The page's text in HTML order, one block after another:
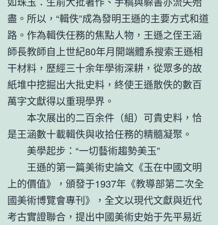
盡。所以，“輯佚”成為發明王遜的主要方式和道
路。作為輯佚任務的焦點人物，王遜之侄王涵
師長教師自上世紀80年月開端體系搜索王遜相
干材料，歷經三十余年學術深耕，從眾多的故
紙堆中挖掘出大批史料，終使王遜散佚的數百
萬字文獻得以重現學界。
本次展出的二百余件（組）可貴史料，恰
是王涵數十載輯佚與收拾任務的精髓凝聚。
美學起步：“一切藝術趨勢美玉”
王遜的第一篇美術史論文《玉在中國文明
上的價值》，頒發于1937年《教導部第二次全
國美術博覽會專刊》，全文以現代文獻與近代
考古實證聯合，提出中國美術史始于先平易近